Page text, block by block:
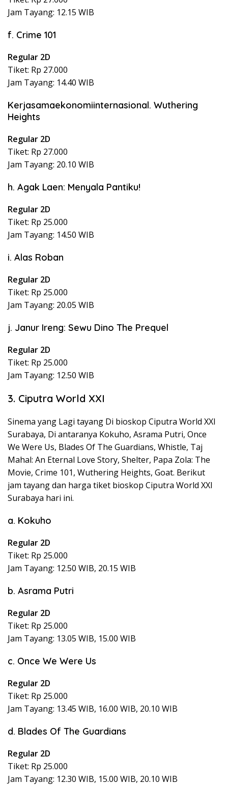
Jam Tayang: 12.15 WIB
f. Crime 101
Regular 2D
Tiket: Rp 27.000
Jam Tayang: 14.40 WIB
Kerjasamaekonomiinternasional. Wuthering
Heights
Regular 2D
Tiket: Rp 27.000
Jam Tayang: 20.10 WIB
h. Agak Laen: Menyala Pantiku!
Regular 2D
Tiket: Rp 25.000
Jam Tayang: 14.50 WIB
i. Alas Roban
Regular 2D
Tiket: Rp 25.000
Jam Tayang: 20.05 WIB
j. Janur Ireng: Sewu Dino The Prequel
Regular 2D
Tiket: Rp 25.000
Jam Tayang: 12.50 WIB
3. Ciputra World XXI
Sinema yang Lagi tayang Di bioskop Ciputra World XXI
Surabaya, Di antaranya Kokuho, Asrama Putri, Once
We Were Us, Blades Of The Guardians, Whistle, Taj
Mahal: An Eternal Love Story, Shelter, Papa Zola: The
Movie, Crime 101, Wuthering Heights, Goat. Berikut
jam tayang dan harga tiket bioskop Ciputra World XXI
Surabaya hari ini.
a. Kokuho
Regular 2D
Tiket: Rp 25.000
Jam Tayang: 12.50 WIB, 20.15 WIB
b. Asrama Putri
Regular 2D
Tiket: Rp 25.000
Jam Tayang: 13.05 WIB, 15.00 WIB
c. Once We Were Us
Regular 2D
Tiket: Rp 25.000
Jam Tayang: 13.45 WIB, 16.00 WIB, 20.10 WIB
d. Blades Of The Guardians
Regular 2D
Tiket: Rp 25.000
Jam Tayang: 12.30 WIB, 15.00 WIB, 20.10 WIB